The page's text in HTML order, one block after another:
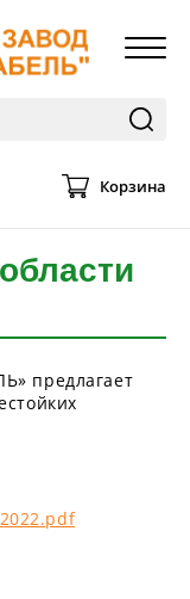
Корзина
предлагает